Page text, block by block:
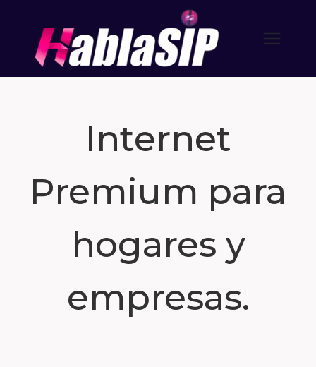
Internet
Premium para
hogares y
empresas.